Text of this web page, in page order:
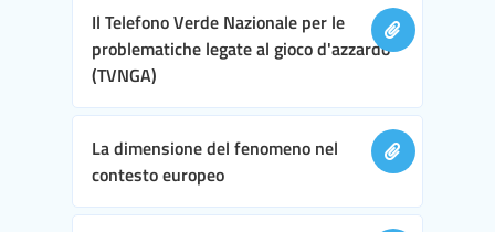
Il Telefono Verde Nazionale per le
problematiche legate al gioco d'azzardo
(TVNGA)
La dimensione del fenomeno nel
contesto europeo